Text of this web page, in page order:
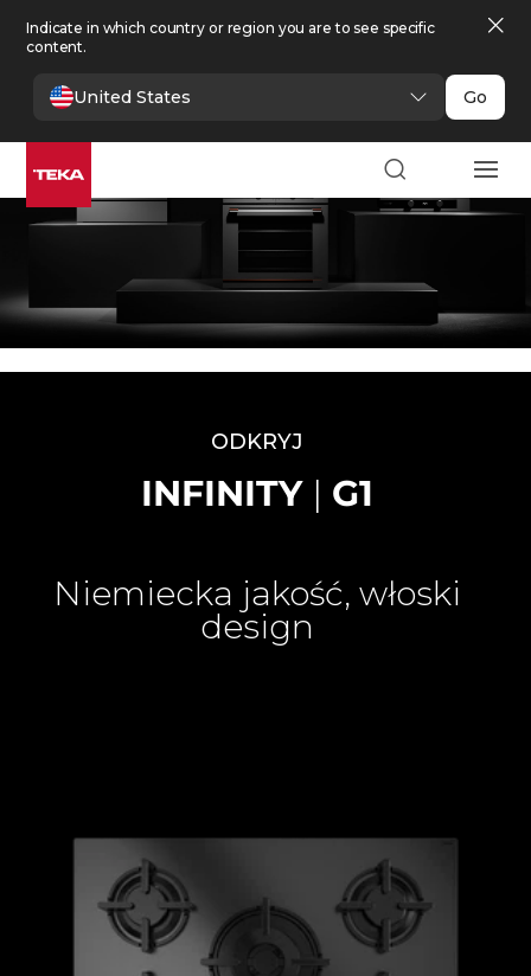
Indicate in which country or region you are to see specific
content.
United States Go
ODKRYJ
INFINITY| G1
Niemiecka jakość, włoski
design